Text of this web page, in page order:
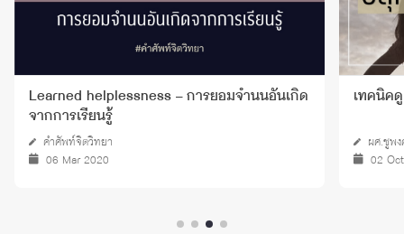
Learned helplessness – การยอมจำนนอันเกิด
จากการเรียนรู้
คำศัพท์จิตวิทยา
06 Mar 2020
เทคนิค
ผศ.ชูพ
02